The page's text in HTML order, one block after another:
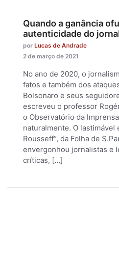
Quando a ganância
autenticidade do
por Lucas de Andrade
2 de março de 2021
No ano de 2020, o
fatos e também dos
Bolsonaro e seus
escreveu o professor
o Observatório da
naturalmente. O lastimável
Rousseff”, da Folha de
envergonhou jornalistas e
críticas, […]